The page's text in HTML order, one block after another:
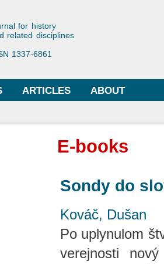
Historiae
for history
related disciplines
1337-6861
ARTICLES ABOUT
E-books
Sondy do
Kováč, Dušan
Po uplynulom
verejnosti